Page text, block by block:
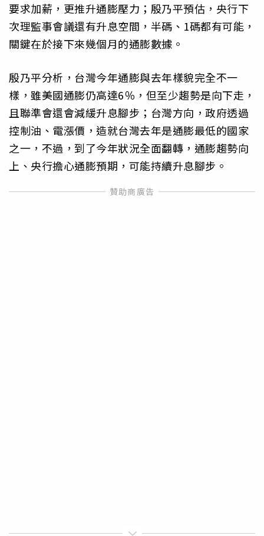
要求加薪，更推升通膨壓力；殷乃平預估，央行下
次理監事會議還有升息空間，半碼、1碼都有可能，
關鍵在於接下來幾個月的通膨數據。
殷乃平分析，台灣今年通膨與去年樣貌完全不一
樣，雖美國通膨仍高達6％，但至少趨勢是向下走，
且聯準會還會減緩升息腳步；台灣方向，政府透過
控制油、電漲價，造就台灣去年是通膨最低的國家
之一，不過，到了今年狀況全面翻轉，通膨趨勢向
上、央行擔心通膨預期，可能持續升息腳步。